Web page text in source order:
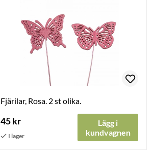
Fjärilar, Rosa. 2 st olika.
45 kr
Lägg i
kundvagnen